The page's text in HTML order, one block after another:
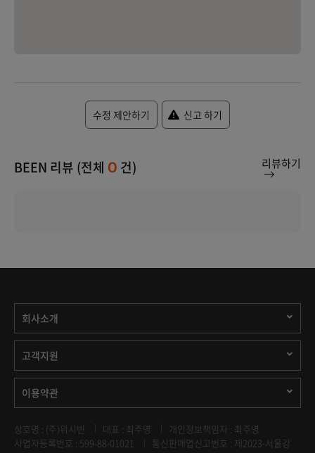
수정 제안하기 신고 하기
BEEN 리뷰 (전체 0 건) 리뷰하기
회사소개
고객지원
이용약관
상호명 : (주)위시빈 대표 : 최주영
개인정보책임자 : 최주영
사업자등록번호 : 599-88-01021
통신판매업신고번호 : 제2023-서울강